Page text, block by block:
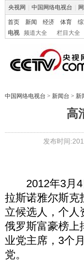
央视网 中国网络电视台
首页 新闻 经济 体育
电视
频道大全 栏目大全
中国网络电视台 > 新闻台 > 新
高
发布时间
2012年3月4
拉斯诺雅尔斯克
立候选人，个人
俄罗斯富豪榜上
业党主席，3个
党。